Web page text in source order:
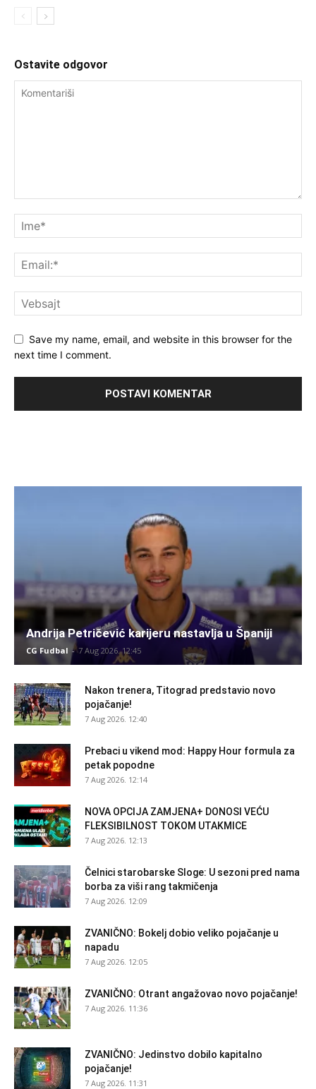
Ostavite odgovor
Save my name, email, and website in this browser for the
next time I comment.
Andrija Petričević karijeru nastavlja u Španiji
CG Fudbal - 7 Aug 2026. 12:45
Nakon trenera, Titograd predstavio novo
pojačanje!
7 Aug 2026. 12:40
Prebaci u vikend mod: Happy Hour formula za
petak popodne
7 Aug 2026. 12:14
NOVA OPCIJA ZAMJENA+ DONOSI VEĆU
FLEKSIBILNOST TOKOM UTAKMICE
7 Aug 2026. 12:13
Čelnici starobarske Sloge: U sezoni pred nama
borba za viši rang takmičenja
7 Aug 2026. 12:09
ZVANIČNO: Bokelj dobio veliko pojačanje u
napadu
7 Aug 2026. 12:05
ZVANIČNO: Otrant angažovao novo pojačanje!
7 Aug 2026. 11:36
ZVANIČNO: Jedinstvo dobilo kapitalno
pojačanje!
7 Aug 2026. 11:31